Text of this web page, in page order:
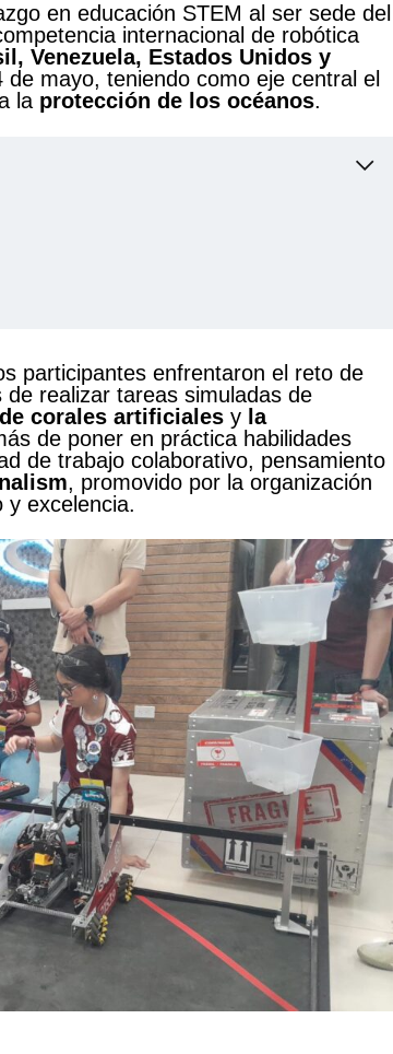
en educación STEM al ser sede del
internacional de robótica
Venezuela, Estados Unidos y
mayo, teniendo como eje central el
la protección de los océanos.
participantes enfrentaron el reto de
realizar tareas simuladas de
corales artificiales y la
de poner en práctica habilidades
de trabajo colaborativo, pensamiento
, promovido por la organización
y excelencia.